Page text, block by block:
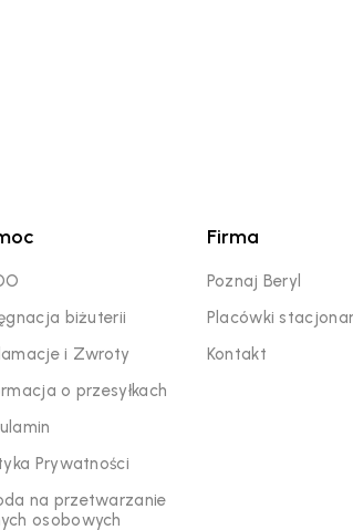
biżuterii
i Zwroty
o przesyłkach
Prywatności
na przetwarzanie
osobowych
Firma
Poznaj Beryl
Placówki
Kontakt